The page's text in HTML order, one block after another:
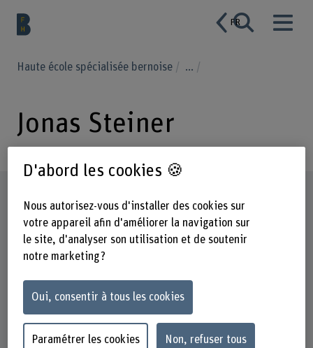
FR
Haute école spécialisée bernoise ...
Jonas Steiner
D'abord les cookies 🍪
Nous autorisez-vous d'installer des cookies sur
votre appareil afin d'améliorer la navigation sur
le site, d'analyser son utilisation et de soutenir
notre marketing ?
Oui, consentir à tous les cookies
Paramétrer les cookies Non, refuser tous